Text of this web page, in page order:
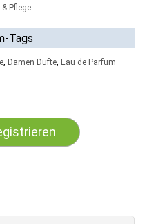
Pflege
Tags
, Damen Düfte, Eau de Parfum